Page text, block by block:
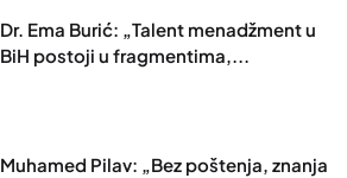
Dr. Ema Burić: „Talent menadžment u
BiH postoji u fragmentima,...
Muhamed Pilav: „Bez poštenja, znanja